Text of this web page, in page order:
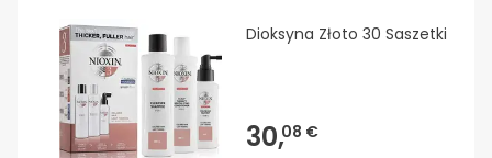
Dioksyna Złoto 30 Saszetki
30,08 €